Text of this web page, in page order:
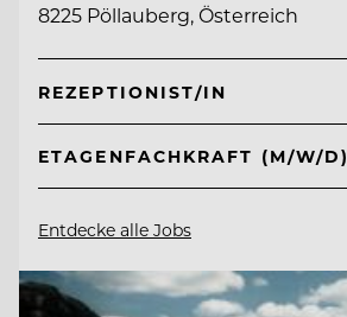
8225 Pöllauberg, Österreich
REZEPTIONIST/IN
ETAGENFACHKRAFT (M/W/D)
Entdecke alle Jobs